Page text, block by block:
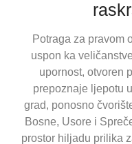
Potraga za pravom
uspon ka
upornost, otvoren
prepoznaje ljepotu
grad, ponosno
Bosne, Usore i
prostor hiljadu prilika